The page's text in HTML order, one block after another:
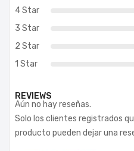
4 Star
3 Star
2 Star
1 Star
REVIEWS
Aún no hay reseñas.
Solo los clientes registrados
producto pueden dejar una